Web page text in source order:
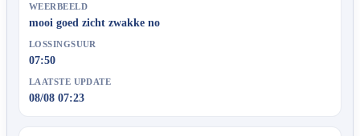
WEERBEELD
mooi goed zicht zwakke no
LOSSINGSUUR
07:50
LAATSTE UPDATE
08/08 07:23